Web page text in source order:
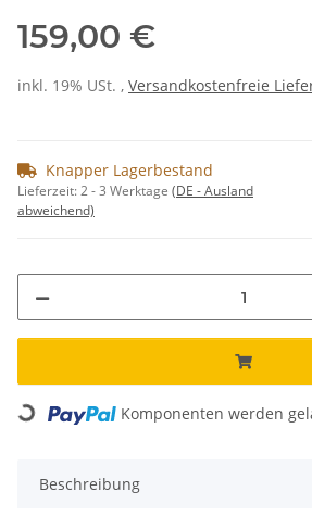
159,00 €
inkl. 19% USt. , Versandkostenfreie
Knapper Lagerbestand
Lieferzeit:2 - 3 Werktage (DE - Ausland
abweichend)
Loading... Komponenten werden
Beschreibung